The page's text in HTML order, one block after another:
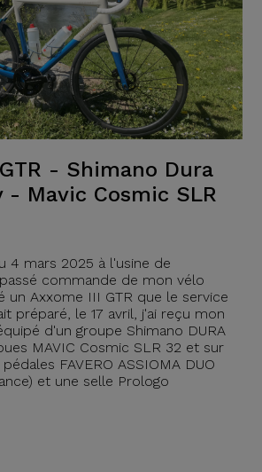
- Shimano Dura
- Mavic Cosmic SLR
4 mars 2025 à l'usine de
commande de mon vélo
un Axxome III GTR que le service
préparé, le 17 avril, j'ai reçu mon
d'un groupe Shimano DURA
MAVIC Cosmic SLR 32 et sur
FAVERO ASSIOMA DUO
et une selle Prologo